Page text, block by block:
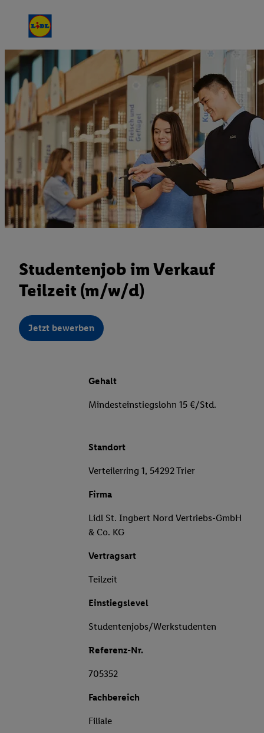
Studentenjob im Verkauf
Teilzeit (m/w/d)
Jetzt bewerben
Gehalt
Mindesteinstiegslohn 15 €/Std.
Standort
Verteilerring 1, 54292 Trier
Firma
Lidl St. Ingbert Nord Vertriebs-GmbH
& Co. KG
Vertragsart
Teilzeit
Einstiegslevel
Studentenjobs/Werkstudenten
Referenz-Nr.
705352
Fachbereich
Filiale